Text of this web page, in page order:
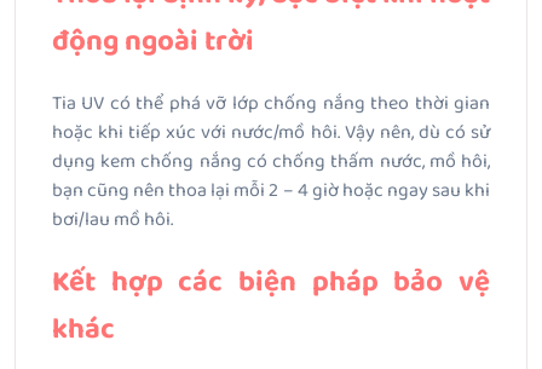
động ngoài trời
Tia UV có thể phá vỡ lớp chống nắng theo thời gian
hoặc khi tiếp xúc với nước/mồ hôi. Vậy nên, dù có sử
dụng kem chống nắng có chống thấm nước, mồ hôi,
bạn cũng nên thoa lại mỗi 2 – 4 giờ hoặc ngay sau khi
bơi/lau mồ hôi.
Kết hợp các biện pháp bảo vệ
khác